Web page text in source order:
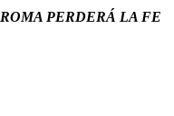
ROMA PERDERÁ LA FE